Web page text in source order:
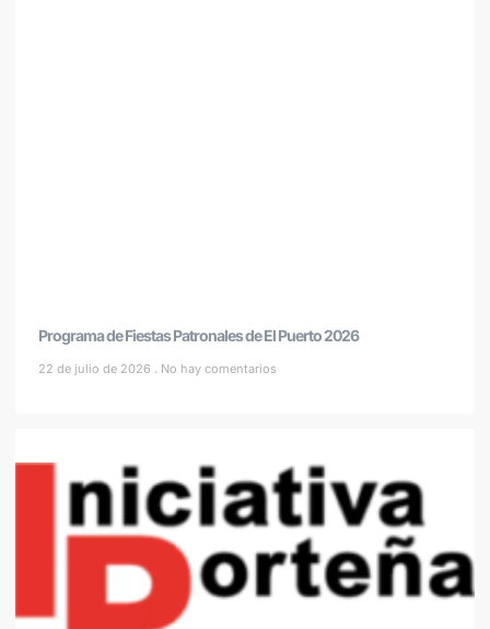
Programa de Fiestas Patronales de El Puerto 2026
22 de julio de 2026 No hay comentarios